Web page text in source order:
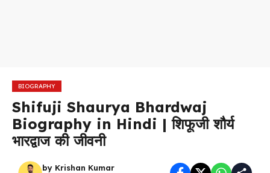
BIOGRAPHY
Shifuji Shaurya Bhardwaj
Biography in Hindi | शिफूजी शौर्य
भारद्वाज की जीवनी
by Krishan Kumar